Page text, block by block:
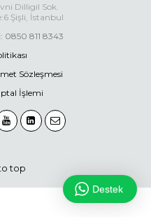
Dilligil Sok.
Şişli, İstanbul
0850 811 8343
Sözleşmesi
İşlemi
top
Destek